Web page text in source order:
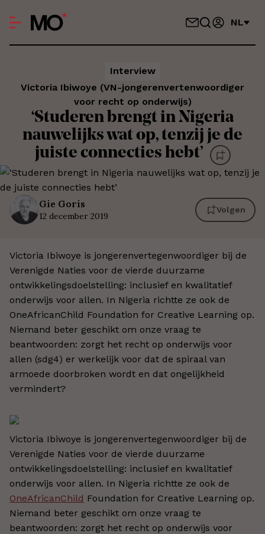
NL
Interview
Victoria Ibiwoye (VN-jongerenvertenwoordiger
voor recht op onderwijs)
‘Studeren brengt in Nigeria
nauwelijks wat op, tenzij je de
juiste connecties hebt’
Gie Goris
12 december 2019
Volgen
Victoria Ibiwoye is jongerenvertegenwoordiger bij de
Verenigde Naties voor de vierde duurzame
ontwikkelingsdoelstelling: inclusief en kwalitatief
onderwijs voor allen. In Nigeria richtte ze ook de
OneAfricanChild Foundation for Creative Learning op.
Niemand beter geschikt om onze vraag te
beantwoorden: zorgt het recht op onderwijs voor
allen (sdg4) er werkelijk voor dat de spiraal van
armoede doorbroken wordt en dat ongelijkheid
vermindert?
Victoria Ibiwoye is jongerenvertegenwoordiger bij de
Verenigde Naties voor de vierde duurzame
ontwikkelingsdoelstelling: inclusief en kwalitatief
onderwijs voor allen. In Nigeria richtte ze ook de
OneAfricanChild Foundation for Creative Learning op.
Niemand beter geschikt om onze vraag te
beantwoorden: zorgt het recht op onderwijs voor